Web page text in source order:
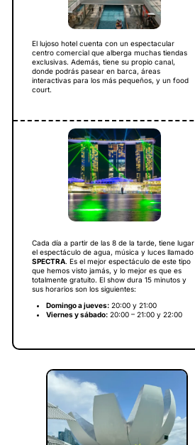
El lujoso hotel cuenta con un espectacular
centro comercial que alberga muchas tiendas
exclusivas. Además, tiene su propio canal,
donde podrás pasear en barca, áreas
interactivas para los más pequeños, y un food
court.
Cada día a partir de las 8 de la tarde, tiene lugar
el espectáculo de agua, música y luces llamado
SPECTRA. Es el mejor espectáculo de este tipo
que hemos visto jamás, y lo mejor es que es
totalmente gratuito. El show dura 15 minutos y
sus horarios son los siguientes:
Domingo a jueves: 20:00 y 21:00
Viernes y sábado: 20:00 – 21:00 y 22:00